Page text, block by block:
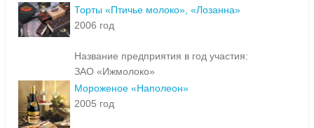
Торты «Птичье молоко», «Лозанна»
2006 год
Название предприятия в год участия:
ЗАО «Ижмолоко»
Мороженое «Наполеон»
2005 год